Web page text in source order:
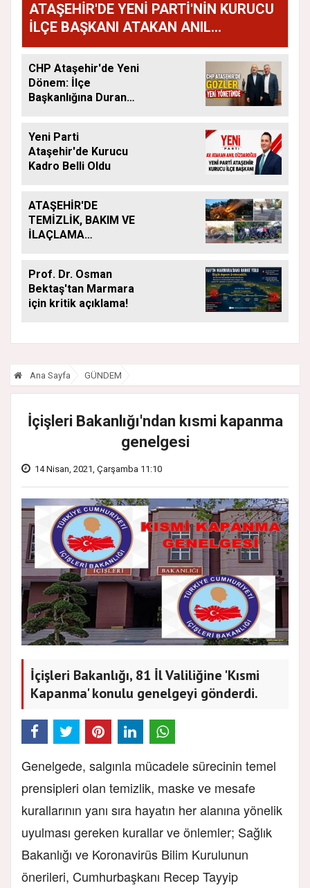
ATAŞEHİR'DE YENİ PARTİ'NİN KURUCU
İLÇE BAŞKANI ATAKAN ANIL
DİZDAROĞLU OLDU
CHP Ataşehir'de Yeni
Dönem: İlçe
Başkanlığına Duran
Yeni Parti
Ataşehir'de Kurucu
Kadro Belli Oldu
ATAŞEHİR'DE
TEMİZLİK, BAKIM VE
İLAÇLAMA
Prof. Dr. Osman
Bektaş'tan Marmara
için kritik açıklama!
Ana Sayfa GÜNDEM
İçişleri Bakanlığı'ndan kısmi kapanma
genelgesi
14 Nisan, 2021, Çarşamba 11:10
İçişleri Bakanlığı, 81 İl Valiliğine 'Kısmi
Kapanma' konulu genelgeyi gönderdi.
Genelgede, salgınla mücadele sürecinin temel
prensipleri olan temizlik, maske ve mesafe
kurallarının yanı sıra hayatın her alanına yönelik
uyulması gereken kurallar ve önlemler; Sağlık
Bakanlığı ve Koronavirüs Bilim Kurulunun
önerileri, Cumhurbaşkanı Recep Tayyip